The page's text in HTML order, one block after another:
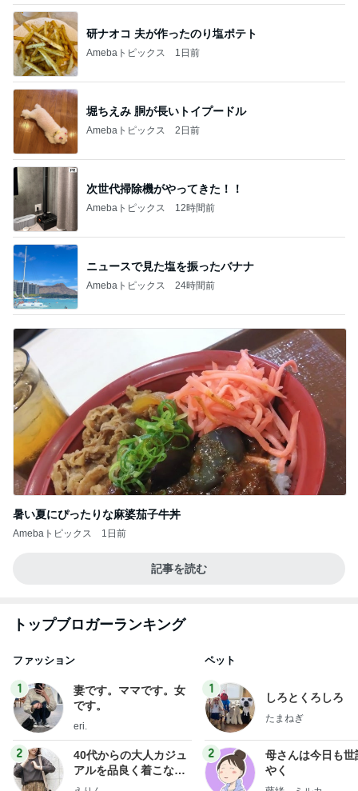
研ナオコ 夫が作ったのり塩ポテト
Amebaトピックス 1日前
堀ちえみ 胴が長いトイプードル
Amebaトピックス 2日前
次世代掃除機がやってきた！！
Amebaトピックス 12時間前
ニュースで見た塩を振ったバナナ
Amebaトピックス 24時間前
暑い夏にぴったりな麻婆茄子牛丼
Amebaトピックス 1日前
記事を読む
トップブロガーランキング
ファッション
1
妻です。ママです。女
です。
eri.
2
40代からの大人カジュ
アルを品良く着こなす
ファッションブログ
ペット
1
しろとくろしろ
たまねぎ
2
母さんは今日も世
やく